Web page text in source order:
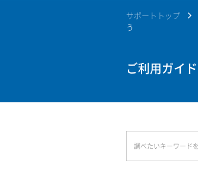
サポートトップ
う
ご利用ガイド